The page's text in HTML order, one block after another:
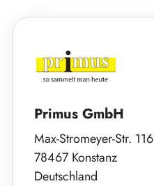
Primus GmbH
Max-Stromeyer-Str. 116
78467 Konstanz
Deutschland